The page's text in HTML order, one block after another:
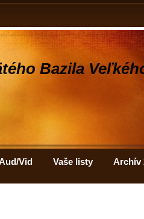
Bazila
Vid Vaše listy Archív